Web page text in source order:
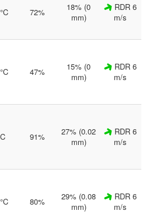
°C 72%
18% (0
mm)
RDR 6
m/s
°C 47%
15% (0
mm)
RDR 6
m/s
91%
27% (0.02
mm)
RDR 6
m/s
°C 80%
29% (0.08
mm)
RDR 6
m/s